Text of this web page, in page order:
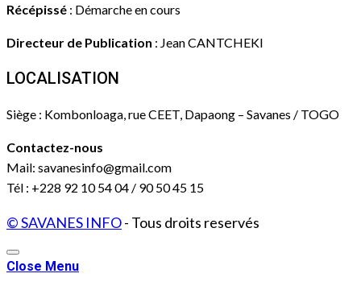
Récépissé : Démarche en cours
Directeur de Publication : Jean CANTCHEKI
LOCALISATION
Siège : Kombonloaga, rue CEET, Dapaong – Savanes / TOGO
Contactez-nous
Mail: savanesinfo@gmail.com
Tél : +228 92 10 54 04 / 90 50 45 15
© SAVANES INFO- Tous droits reservés
Close Menu